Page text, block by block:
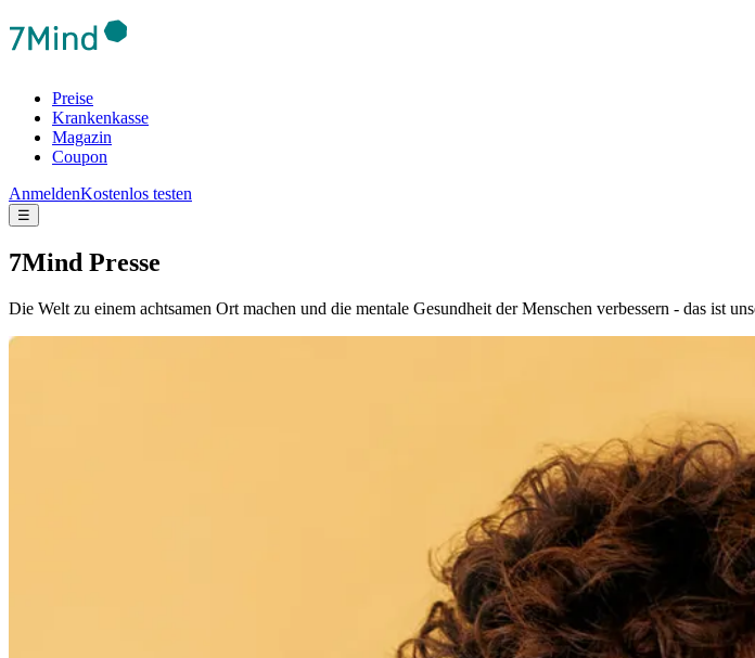
Preise
Krankenkasse
Magazin
Coupon
AnmeldenKostenlos testen
☰
7Mind Presse
Die Welt zu einem achtsamen Ort machen und die mentale Gesundheit der Menschen verbessern - das ist